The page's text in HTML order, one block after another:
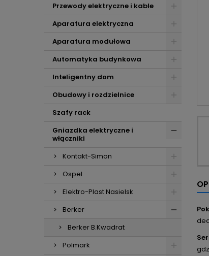
Przewody elektryczne i kable
Aparatura elektryczna
Aparatura modułowa
Automatyka budynkowa
Inteligentny dom
Obudowy i rozdzielnice
Szafy rack
Gniazdka elektryczne i
włączniki
Kontakt-Simon
Ospel
Elektro-Plast Nasielsk
Berker
Berker B.Kwadrat
Polmark